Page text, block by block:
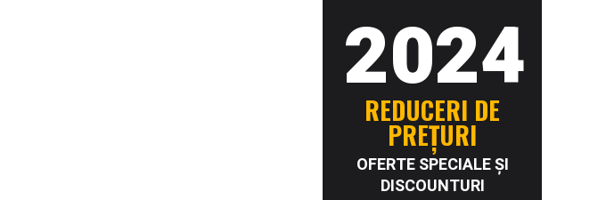
2024
REDUCERI DE
PREȚURI
OFERTE SPECIALE ȘI
DISCOUNTURI